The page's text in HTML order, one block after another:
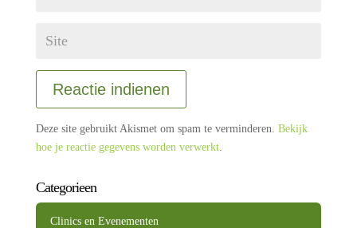
Reactie indienen
Deze site gebruikt Akismet om spam te verminderen. Bekijk
hoe je reactie gegevens worden verwerkt.
Categorieen
Clinics en Evenementen